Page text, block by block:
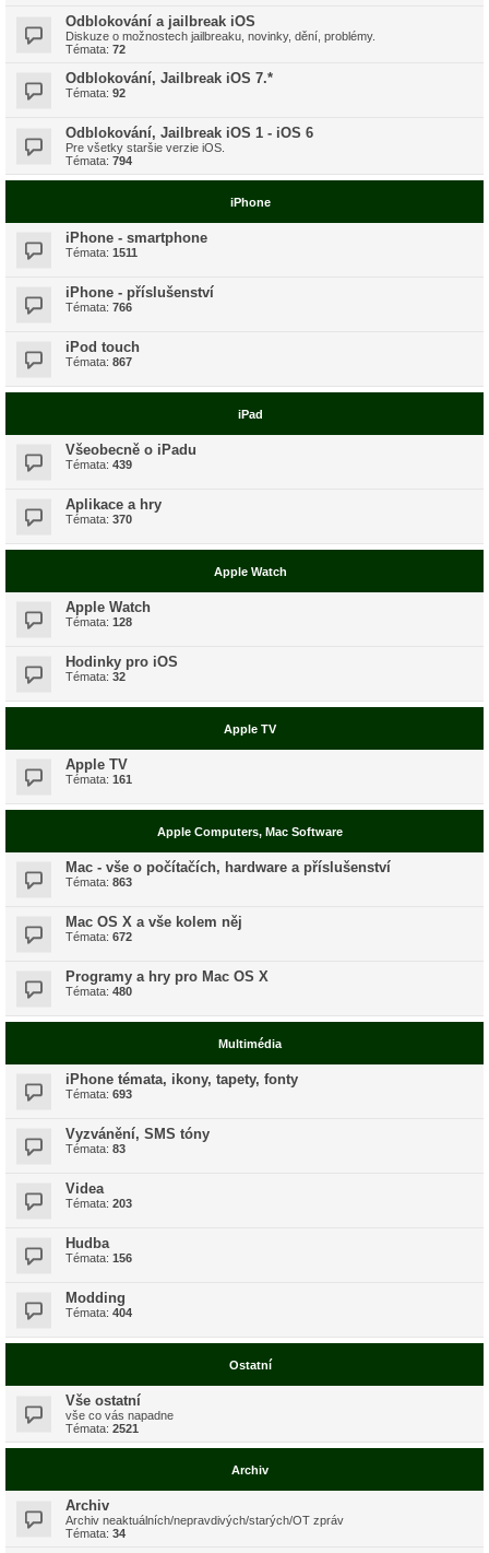
Odblokování a jailbreak iOS
Diskuze o možnostech jailbreaku, novinky, dění, problémy.
Témata: 72
Odblokování, Jailbreak iOS 7.*
Témata: 92
Odblokování, Jailbreak iOS 1 - iOS 6
Pre všetky staršie verzie iOS.
Témata: 794
iPhone
iPhone - smartphone
Témata: 1511
iPhone - příslušenství
Témata: 766
iPod touch
Témata: 867
iPad
Všeobecně o iPadu
Témata: 439
Aplikace a hry
Témata: 370
Apple Watch
Apple Watch
Témata: 128
Hodinky pro iOS
Témata: 32
Apple TV
Apple TV
Témata: 161
Apple Computers, Mac Software
Mac - vše o počítačích, hardware a příslušenství
Témata: 863
Mac OS X a vše kolem něj
Témata: 672
Programy a hry pro Mac OS X
Témata: 480
Multimédia
iPhone témata, ikony, tapety, fonty
Témata: 693
Vyzvánění, SMS tóny
Témata: 83
Videa
Témata: 203
Hudba
Témata: 156
Modding
Témata: 404
Ostatní
Vše ostatní
vše co vás napadne
Témata: 2521
Archiv
Archiv
Archiv neaktuálních/nepravdivých/starých/OT zpráv
Témata: 34